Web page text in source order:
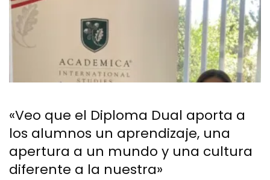
«Veo que el Diploma Dual aporta a
los alumnos un aprendizaje, una
apertura a un mundo y una cultura
diferente a la nuestra»